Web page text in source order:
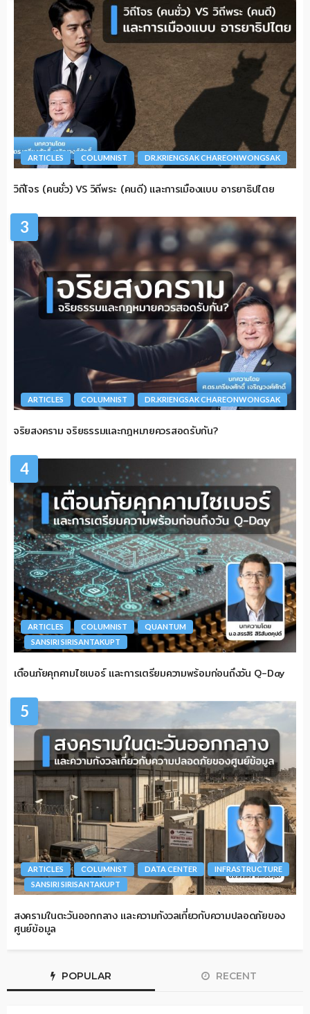
ARTICLES COLUMNIST DR.KRIENGSAK CHAREONWONGSAK
วิถีโจร (คนชั่ว) VS วิถีพระ (คนดี) และการเมืองแบบ อารยาธิปไตย
3
ARTICLES COLUMNIST DR.KRIENGSAK CHAREONWONGSAK
จริยสงคราม จริยธรรมและกฎหมายควรสอดรับกัน?
4
ARTICLES COLUMNIST
QUANTUM
SANSIRI SIRISANTAKUPT
เตือนภัยคุกคามไซเบอร์ และการเตรียมความพร้อมก่อนถึงวัน Q-Day
5
ARTICLES COLUMNIST DATA CENTER
INFRASTRUCTURE
SANSIRI SIRISANTAKUPT
สงครามในตะวันออกกลาง และความกังวลเกี่ยวกับความปลอดภัยของ
ศูนย์ข้อมูล
POPULAR RECENT